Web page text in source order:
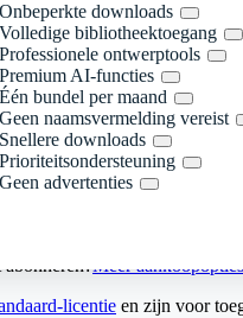
downloads
bibliotheektoegang
ontwerptools
AI-functies
bundel per maand
naamsvermelding vereist
downloads
advertenties
Meer
licentie en zijn voor